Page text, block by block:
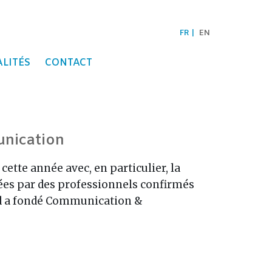
CONTACT
FR EN
année avec, en particulier, la
par des professionnels confirmés
a fondé Communication &